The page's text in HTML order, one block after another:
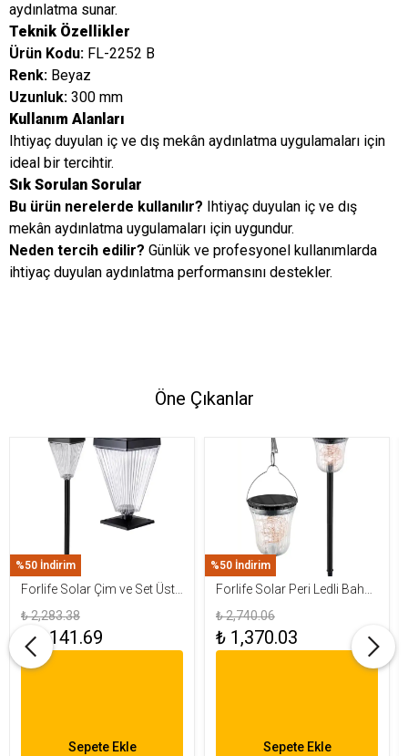
aydınlatma sunar.
Teknik Özellikler
Ürün Kodu: FL-2252 B
Renk: Beyaz
Uzunluk: 300 mm
Kullanım Alanları
Ihtiyaç duyulan iç ve dış mekân aydınlatma uygulamaları için
ideal bir tercihtir.
Sık Sorulan Sorular
Bu ürün nerelerde kullanılır? Ihtiyaç duyulan iç ve dış
mekân aydınlatma uygulamaları için uygundur.
Neden tercih edilir? Günlük ve profesyonel kullanımlarda
ihtiyaç duyulan aydınlatma performansını destekler.
Öne Çıkanlar
%50 İndirim
Forlife Solar Çim ve Set Üstü
Armatür 15W FL-3283
₺ 2,283.38
₺ 1,141.69
Sepete Ekle
%50 İndirim
Forlife Solar Peri Ledli Bahçe
Aydınlatma Armatürü FL-
3284
₺ 2,740.06
₺ 1,370.03
Sepete Ekle